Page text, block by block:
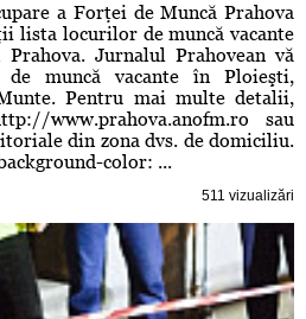
a Forţei de Muncă Prahova
lista locurilor de muncă vacante
Jurnalul Prahovean vă
muncă vacante în Ploieşti,
Pentru mai multe detalii,
www.prahova.anofm.ro sau
din zona dvs. de domiciliu.
color: ...
511 vizualizări